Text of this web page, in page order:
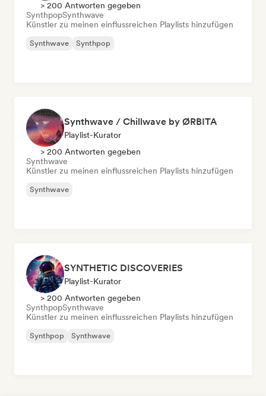
> 200 Antworten gegeben
SynthpopSynthwave
Künstler zu meinen einflussreichen Playlists hinzufügen
Synthwave Synthpop
Synthwave / Chillwave by ØRBITA
Playlist-Kurator
> 200 Antworten gegeben
Synthwave
Künstler zu meinen einflussreichen Playlists hinzufügen
Synthwave
SYNTHETIC DISCOVERIES
Playlist-Kurator
> 200 Antworten gegeben
SynthpopSynthwave
Künstler zu meinen einflussreichen Playlists hinzufügen
Synthpop Synthwave